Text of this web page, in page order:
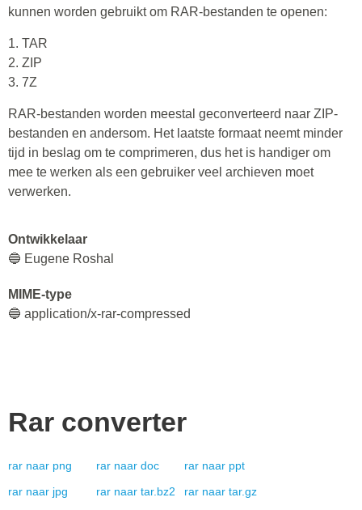
kunnen worden gebruikt om RAR-bestanden te openen:
1. TAR
2. ZIP
3. 7Z
RAR-bestanden worden meestal geconverteerd naar ZIP-
bestanden en andersom. Het laatste formaat neemt minder
tijd in beslag om te comprimeren, dus het is handiger om
mee te werken als een gebruiker veel archieven moet
verwerken.
Ontwikkelaar
🔵 Eugene Roshal
MIME-type
🔵 application/x-rar-compressed
Rar converter
rar naar png rar naar doc rar naar ppt
rar naar jpg rar naar tar.bz2 rar naar tar.gz